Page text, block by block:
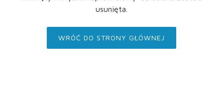
usunięta.
WRÓĆ DO STRONY GŁÓWNEJ